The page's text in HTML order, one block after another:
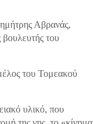
Αβρανάς,
του
του Τομεακού
υλικό, που